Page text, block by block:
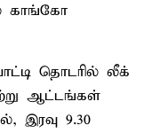
காங்கோ
தொடரில் லீக்
ஆட்டங்கள்
இரவு 9.30